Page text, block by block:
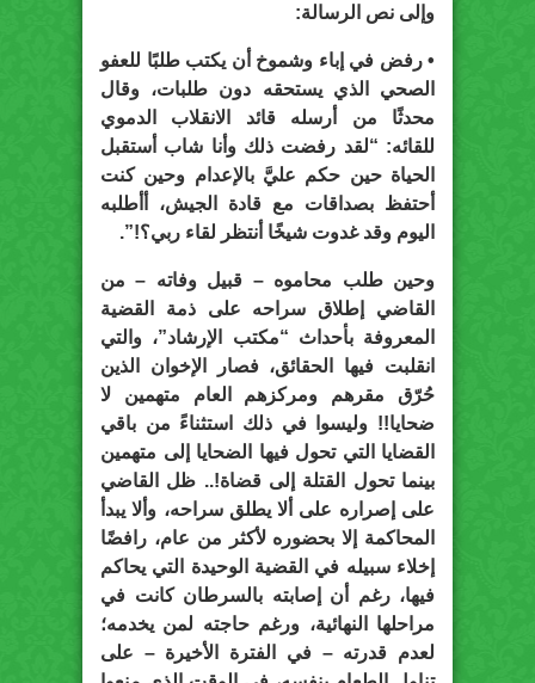
وإلى نص الرسالة:
• رفض في إباء وشموخ أن يكتب طلبًا للعفو
الصحي الذي يستحقه دون طلبات، وقال
محدثًا من أرسله قائد الانقلاب الدموي
للقائه: “لقد رفضت ذلك وأنا شاب أستقبل
الحياة حين حكم عليَّ بالإعدام وحين كنت
أحتفظ بصداقات مع قادة الجيش، أأطلبه
اليوم وقد غدوت شيخًا أنتظر لقاء ربي؟!”.
وحين طلب محاموه – قبيل وفاته – من
القاضي إطلاق سراحه على ذمة القضية
المعروفة بأحداث “مكتب الإرشاد”، والتي
انقلبت فيها الحقائق، فصار الإخوان الذين
حُرّق مقرهم ومركزهم العام متهمين لا
ضحايا!! وليسوا في ذلك استثناءً من باقي
القضايا التي تحول فيها الضحايا إلى متهمين
بينما تحول القتلة إلى قضاة!.. ظل القاضي
على إصراره على ألا يطلق سراحه، وألا يبدأ
المحاكمة إلا بحضوره لأكثر من عام، رافضًا
إخلاء سبيله في القضية الوحيدة التي يحاكم
فيها، رغم أن إصابته بالسرطان كانت في
مراحلها النهائية، ورغم حاجته لمن يخدمه؛
لعدم قدرته – في الفترة الأخيرة – على